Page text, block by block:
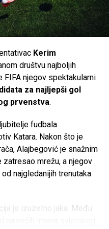
čekaju da klub i
od najboljih napadača koje
Share
Kerim
društvu najboljih
FIFA njegov spektakularni
za najljepši gol
prvenstva.
fudbala
Katara. Nakon što je
Alajbegović je snažnim
mrežu, a njegov
najgledanijih trenutaka
je izuzetno jaka. Među